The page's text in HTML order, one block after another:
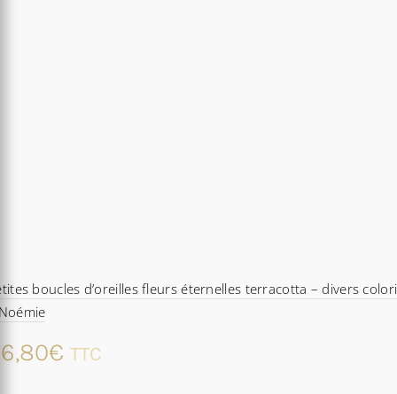
boucles d’oreilles fleurs éternelles terracotta – divers
€ TTC